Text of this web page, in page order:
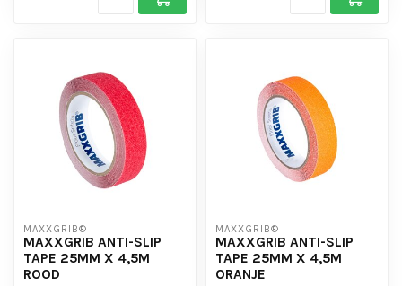
MAXXGRIB®
MAXXGRIB ANTI-SLIP
TAPE 25MM X 4,5M
ROOD
MAXXGRIB®
MAXXGRIB ANTI-SLIP
TAPE 25MM X 4,5M
ORANJE